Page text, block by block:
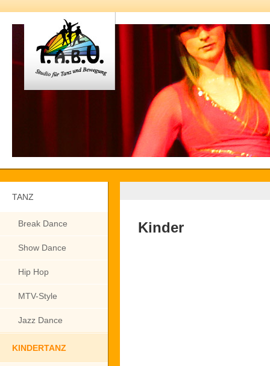
TANZ
Break Dance
Show Dance
Hip Hop
MTV-Style
Jazz Dance
KINDERTANZ
Kinder